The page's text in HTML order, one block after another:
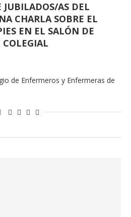
JUBILADOS/AS DEL
CHARLA SOBRE EL
EN EL SALÓN DE
COLEGIAL
de Enfermeros y Enfermeras de